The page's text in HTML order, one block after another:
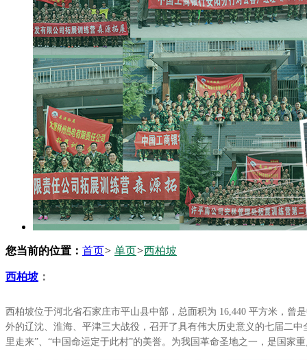
您当前的位置： 首页> 单页>西柏坡
西柏坡 ：
西柏坡位于河北省石家庄市平山县中部，总面积为 16,440 平方米，曾
外的辽沈、淮海、平津三大战役，召开了具有伟大历史意义的七届二
里走来”、“中国命运定于此村”的美誉。为我国革命圣地之一，是国家